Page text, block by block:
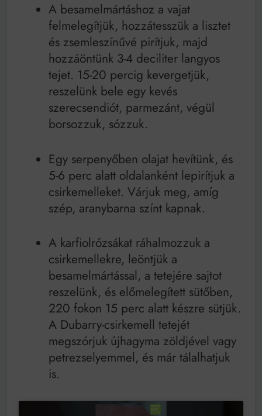
A besamelmártáshoz a vajat
felmelegítjük, hozzátesszük a lisztet
és zsemleszínűvé pirítjuk, majd
hozzáöntünk 3-4 deciliter langyos
tejet. 15-20 percig kevergetjük,
reszelünk bele egy kevés
szerecsendiót, parmezánt, végül
borsozzuk, sózzuk.
Egy serpenyőben olajat hevítünk, és
5-6 perc alatt oldalanként lepirítjuk a
csirkemelleket. Várjuk meg, amíg
szép, aranybarna színt kapnak.
A karfiolrózsákat ráhalmozzuk a
csirkemellekre, leöntjük a
besamelmártással, a tetejére sajtot
reszelünk, és előmelegített sütőben,
220 fokon 15 perc alatt készre sütjük.
A Dubarry-csirkemell tetejét
megszórjuk újhagyma zöldjével vagy
petrezselyemmel, és már tálalhatjuk
is.